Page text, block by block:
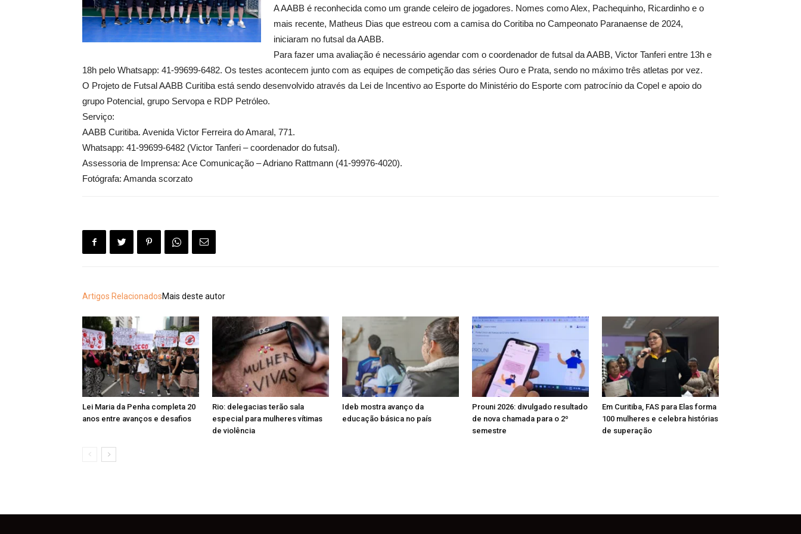
A AABB é reconhecida como um grande celeiro de jogadores. Nomes como Alex, Pachequinho, Ricardinho e o
mais recente, Matheus Dias que estreou com a camisa do Coritiba no Campeonato Paranaense de 2024,
iniciaram no futsal da AABB.
Para fazer uma avaliação é necessário agendar com o coordenador de futsal da AABB, Victor Tanferi entre 13h e
18h pelo Whatsapp: 41-99699-6482. Os testes acontecem junto com as equipes de competição das séries Ouro e Prata, sendo no máximo três atletas por vez.
O Projeto de Futsal AABB Curitiba está sendo desenvolvido através da Lei de Incentivo ao Esporte do Ministério do Esporte com patrocínio da Copel e apoio do
grupo Potencial, grupo Servopa e RDP Petróleo.
Serviço:
AABB Curitiba. Avenida Victor Ferreira do Amaral, 771.
Whatsapp: 41-99699-6482 (Victor Tanferi – coordenador do futsal).
Assessoria de Imprensa: Ace Comunicação – Adriano Rattmann (41-99976-4020).
Fotógrafa: Amanda scorzato
Artigos RelacionadosMais deste autor
Lei Maria da Penha completa 20
anos entre avanços e desafios
Rio: delegacias terão sala
especial para mulheres vítimas
de violência
Ideb mostra avanço da
educação básica no país
Prouni 2026: divulgado resultado
de nova chamada para o 2º
semestre
Em Curitiba, FAS para Elas forma
100 mulheres e celebra histórias
de superação